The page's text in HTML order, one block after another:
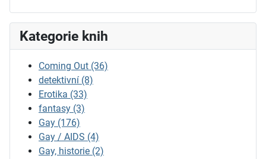
Kategorie knih
Coming Out (36)
detektivní (8)
Erotika (33)
fantasy (3)
Gay (176)
Gay / AIDS (4)
Gay, historie (2)